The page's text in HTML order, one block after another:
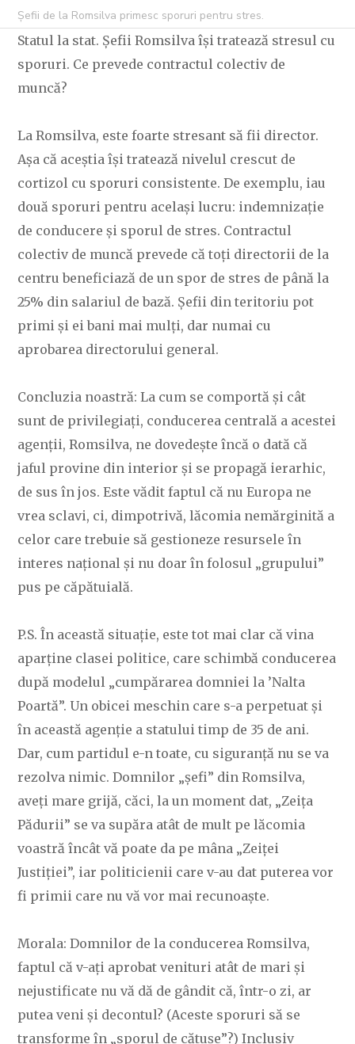
C OVIDIU 22 FEBRUARIE 2025
Șefii de la Romsilva primesc sporuri pentru stres.
Statul la stat. Șefii Romsilva își tratează stresul cu
sporuri. Ce prevede contractul colectiv de
muncă?
La Romsilva, este foarte stresant să fii director.
Așa că aceștia își tratează nivelul crescut de
cortizol cu sporuri consistente. De exemplu, iau
două sporuri pentru același lucru: indemnizație
de conducere și sporul de stres. Contractul
colectiv de muncă prevede că toți directorii de la
centru beneficiază de un spor de stres de până la
25% din salariul de bază. Șefii din teritoriu pot
primi și ei bani mai mulți, dar numai cu
aprobarea directorului general.
Concluzia noastră: La cum se comportă și cât
sunt de privilegiați, conducerea centrală a acestei
agenții, Romsilva, ne dovedește încă o dată că
jaful provine din interior și se propagă ierarhic,
de sus în jos. Este vădit faptul că nu Europa ne
vrea sclavi, ci, dimpotrivă, lăcomia nemărginită a
celor care trebuie să gestioneze resursele în
interes național și nu doar în folosul „grupului”
pus pe căpătuială.
P.S. În această situație, este tot mai clar că vina
aparține clasei politice, care schimbă conducerea
după modelul „cumpărarea domniei la ’Nalta
Poartă”. Un obicei meschin care s-a perpetuat și
în această agenție a statului timp de 35 de ani.
Dar, cum partidul e-n toate, cu siguranță nu se va
rezolva nimic. Domnilor „șefi” din Romsilva,
aveți mare grijă, căci, la un moment dat, „Zeița
Pădurii” se va supăra atât de mult pe lăcomia
voastră încât vă poate da pe mâna „Zeiței
Justiției”, iar politicienii care v-au dat puterea vor
fi primii care nu vă vor mai recunoaște.
Morala: Domnilor de la conducerea Romsilva,
faptul că v-ați aprobat venituri atât de mari și
nejustificate nu vă dă de gândit că, într-o zi, ar
putea veni și decontul? (Aceste sporuri să se
transforme în „sporul de cătușe”?) Inclusiv